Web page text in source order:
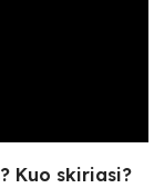
Kuo skiriasi?